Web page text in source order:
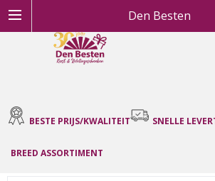
Den Besten
BESTE PRIJS/KWALITEIT SNELLE
BREED ASSORTIMENT